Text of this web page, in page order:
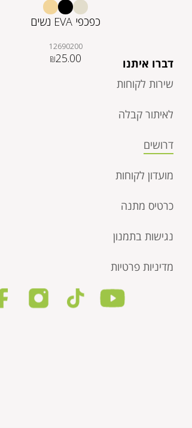
כפכפי EVA נשים
12690200
₪25.00
דברו איתנו
שירות לקוחות
לאיתור קבלה
דרושים
מועדון לקוחות
כרטיס מתנה
נגישות בתמנון
מדיניות פרטיות